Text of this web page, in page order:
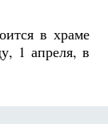
в храме
1 апреля, в